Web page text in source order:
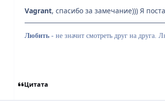
Vagrant, спасибо за замечание))) Я
Любить - не значит смотреть друг на друга.
Цитата